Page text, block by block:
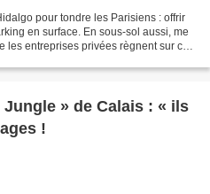
pour tondre les Parisiens : offrir
en surface. En sous-sol aussi, me
entreprises privées règnent sur ce
» de Calais : « ils
!